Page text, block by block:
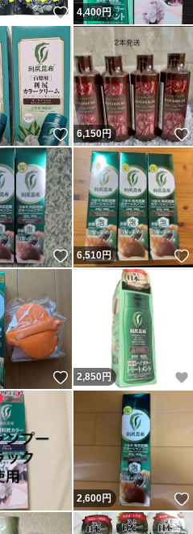
いいね！
4,400円
いいね！
6,150円
いいね！
6,510円
いいね！
2,850 円
2,600円